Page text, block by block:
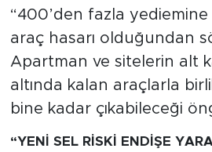
“400’den fazla
araç hasarı olduğundan
Apartman ve sitelerin alt
altında kalan araçlarla
bine kadar çıkabileceği
“YENİ SEL RİSKİ ENDİŞE